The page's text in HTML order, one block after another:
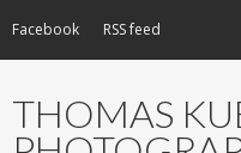
Facebook RSS feed
THOMAS